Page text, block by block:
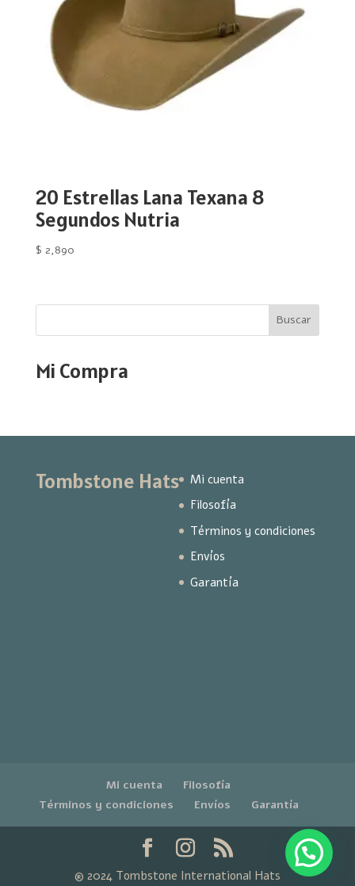
20 Estrellas Lana Texana 8
Segundos Nutria
$ 2,890
Buscar
Mi Compra
Tombstone Hats
Mi cuenta
Filosofía
Términos y condiciones
Envíos
Garantía
Mi cuenta
Filosofía
Términos y condiciones
Envíos Garantía
® 2024 Tombstone International Hats